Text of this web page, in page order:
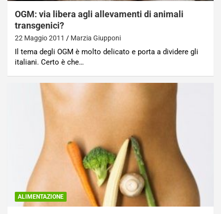
OGM: via libera agli allevamenti di animali
transgenici?
22 Maggio 2011 Marzia Giupponi
Il tema degli OGM è molto delicato e porta a dividere gli
italiani. Certo è che…
ALIMENTAZIONE